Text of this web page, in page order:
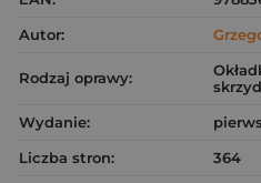
Autor:
Rodzaj oprawy:
Wydanie:
Liczba stron:
364